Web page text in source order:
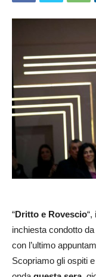
“Dritto e Rovescio“,
inchiesta condotto
con l’ultimo
Scopriamo gli ospiti